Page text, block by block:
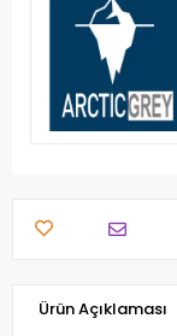
Ürün Açıklaması